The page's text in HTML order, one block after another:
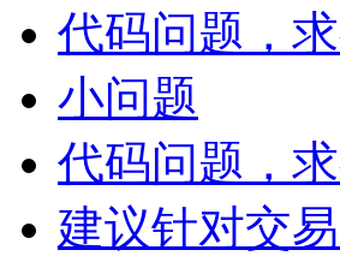
代码问题，
小问题
代码问题，
建议针对交